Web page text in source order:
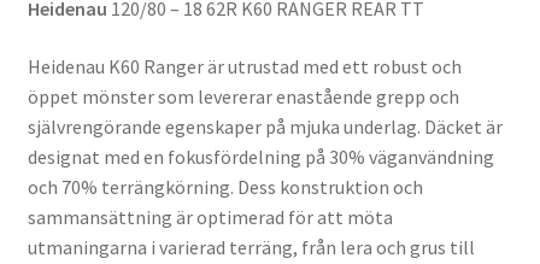
Heidenau 120/80 – 18 62R K60 RANGER REAR TT
Heidenau K60 Ranger är utrustad med ett robust och
öppet mönster som levererar enastående grepp och
självrengörande egenskaper på mjuka underlag. Däcket är
designat med en fokusfördelning på 30% väganvändning
och 70% terrängkörning. Dess konstruktion och
sammansättning är optimerad för att möta
utmaningarna i varierad terräng, från lera och grus till